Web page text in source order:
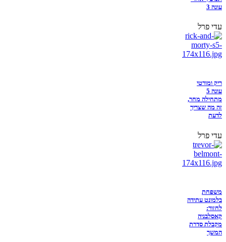
עונה 3
עדי פרל
ריק ומורטי
עונה 5
מתחילה מחר,
זה מה שצריך
לדעת
עדי פרל
משפחת
בלמונט עתידה
לחזור:
קאסלבניה
מקבלת סדרת
המשך